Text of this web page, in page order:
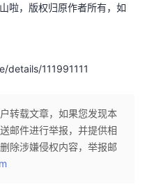
啦，版权归原作者所有，如
111991111
转载文章，如果您发现本
邮件进行举报，并提供相
除涉嫌侵权内容，举报邮